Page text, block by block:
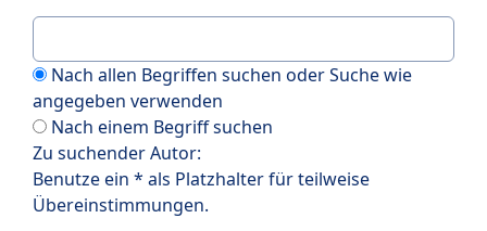
Nach allen Begriffen suchen oder Suche wie
angegeben verwenden
Nach einem Begriff suchen
Zu suchender Autor:
Benutze ein * als Platzhalter für teilweise
Übereinstimmungen.